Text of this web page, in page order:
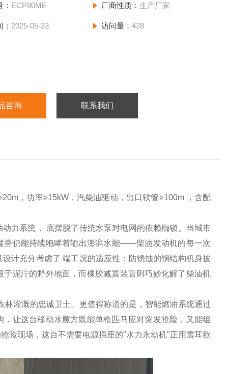
ECP80ME 厂商性质： 生产厂家
2025-05-23 访问量： 428
咨询 联系我们
，功率≥15kW，汽柴油驱动，出口软管≥100m ，含配
力系统， 底摆脱了传统水泵对电网的依赖枷锁。当城市
兽仍能持续咆哮着输出澎湃水能——柴油发动机的每一次
计充分考虑了 端工况的适应性：防锈蚀的钢结构机身披
泥泞的野外地面，而橡胶减震装置则巧妙化解了柴油机
灌溉的忠诚卫士。更值得称道的是，智能燃油系统通过
让这台移动水魔方既能单枪匹马应对突发抢险，又能组
险现场，这台不需要电源插座的"水力永动机"正用震耳欲